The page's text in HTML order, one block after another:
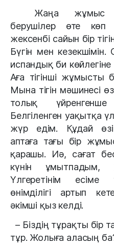
Жаңа жұмыс
берушілер өте көп
жексенбі сайын бір
Бүгін мен
испандық би
Аға тігінші жұмысты
Мына тігін мәшинесі
толық үйренгенше
Белгіленген уақытқа
жүр едім. Құдай
аптаға тағы бір
қарашы. Иә, сағат
күнін ұмытпадым,
Үлгеретінім
өнімділігі артып
әкімші қыз келді.
– Біздің тұрақты бір
тұр. Жолыға аласың